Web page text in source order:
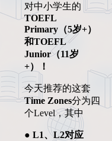
对中小学生的
TOEFL
Primary（5岁+）
和TOEFL
Junior（11岁
+）！
今天推荐的这套
Time Zones分为四
个Level，其中
● L1、L2对应